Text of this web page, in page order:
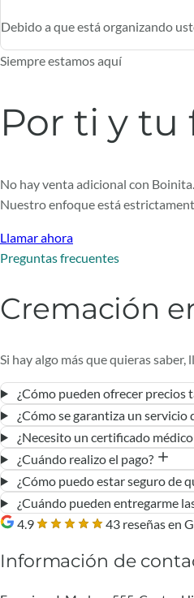
Debido a que está organizando
Siempre estamos aquí
Por ti y tu
No hay venta adicional con
Nuestro enfoque está
Llamar ahora
Preguntas frecuentes
Cremación
Si hay algo más que quieras
¿Cómo pueden ofrecer precios
¿Cómo se garantiza un servicio
¿Necesito un certificado
¿Cuándo realizo el pago?
¿Cómo puedo estar seguro de
¿Cuándo pueden entregarme
4.9
43 reseñas en
Información de